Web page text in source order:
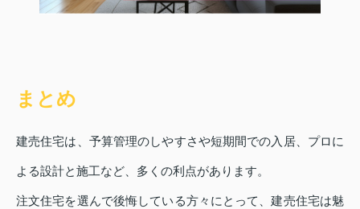
まとめ
建売住宅は、予算管理のしやすさや短期間での入居、プロに
よる設計と施工など、多くの利点があります。
注文住宅を選んで後悔している方々にとって、建売住宅は魅